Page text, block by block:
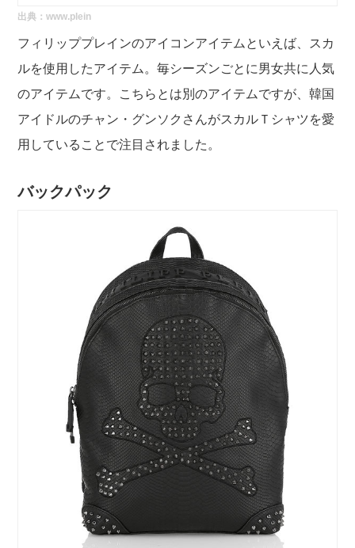
出典：www.plein
フィリッププレインのアイコンアイテムといえば、スカ
ルを使用したアイテム。毎シーズンごとに男女共に人気
のアイテムです。こちらとは別のアイテムですが、韓国
アイドルのチャン・グンソクさんがスカルＴシャツを愛
用していることで注目されました。
バックパック